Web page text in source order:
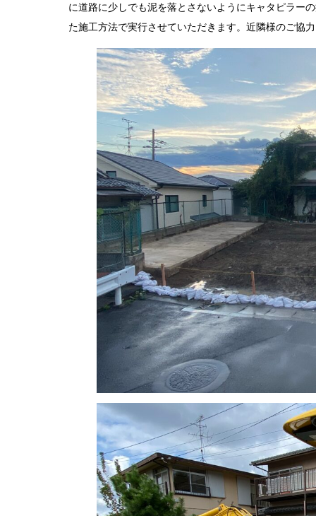
に道路に少しでも泥を落とさないようにキャタピラー
た施工方法で実行させていただきます。近隣様のご協